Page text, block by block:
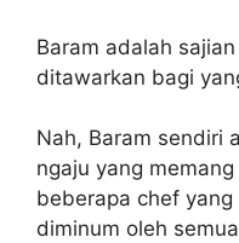
Baram adalah
ditawarkan bagi
Nah, Baram sendiri
ngaju yang
beberapa chef
diminum oleh